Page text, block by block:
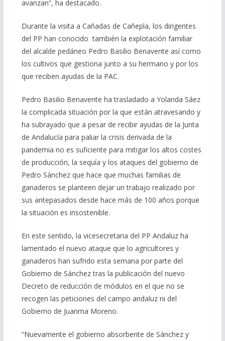
avanzan”, ha destacado.
Durante la visita a Cañadas de Cañepla, los dirigentes
del PP han conocido también la explotación familiar
del alcalde pedáneo Pedro Basilio Benavente así como
los cultivos que gestiona junto a su hermano y por los
que reciben ayudas de la PAC.
Pedro Basilio Benavente ha trasladado a Yolanda Sáez
la complicada situación por la que están atravesando y
ha subrayado que a pesar de recibir ayudas de la Junta
de Andalucía para paliar la crisis derivada de la
pandemia no es suficiente para mitigar los altos costes
de producción, la sequía y los ataques del gobierno de
Pedro Sánchez que hace que muchas familias de
ganaderos se planteen dejar un trabajo realizado por
sus antepasados desde hace más de 100 años porque
la situación es insostenible.
En este sentido, la vicesecretaria del PP Andaluz ha
lamentado el nuevo ataque que lo agricultores y
ganaderos han sufrido esta semana por parte del
Gobierno de Sánchez tras la publicación del nuevo
Decreto de reducción de módulos en el que no se
recogen las peticiones del campo andaluz ni del
Gobierno de Juanma Moreno.
“Nuevamente el gobierno absorbente de Sánchez y